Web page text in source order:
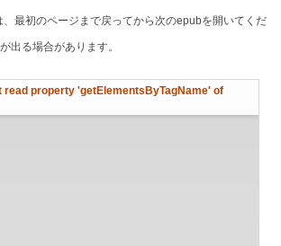
最初のページまで戻ってから次のepubを開いてくだ
出る場合があります。